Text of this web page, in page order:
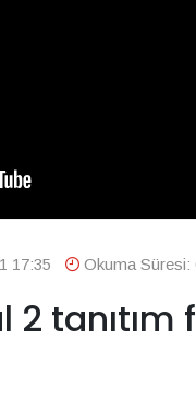
17:35 Okuma Süresi:
tanıtım